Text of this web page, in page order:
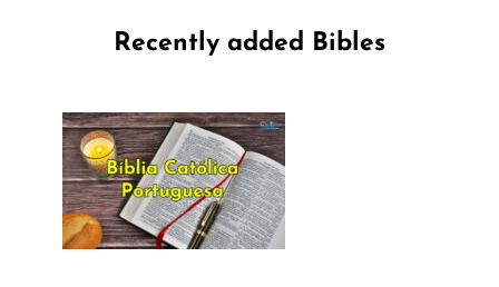
Recently added Bibles